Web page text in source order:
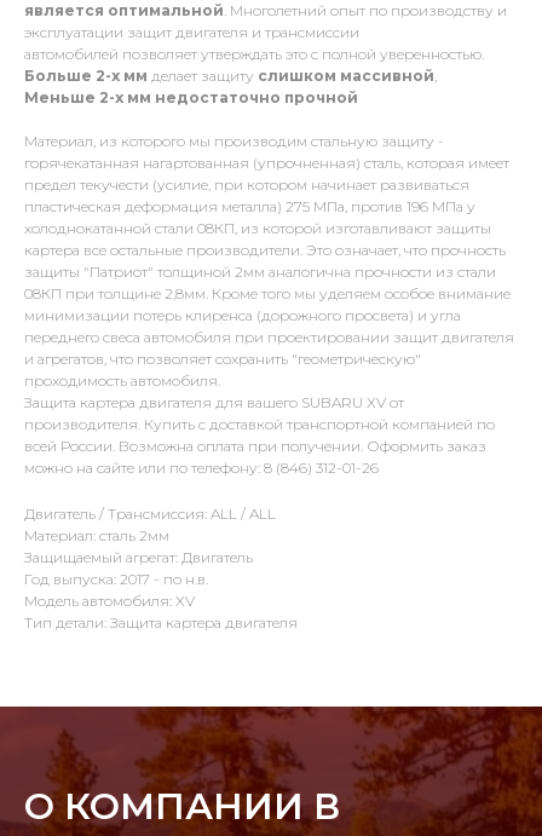
является оптимальной. Многолетний опыт по производству и
эксплуатации защит двигателя и трансмиссии
автомобилей позволяет утверждать это с полной уверенностью.
Больше 2-х мм делает защиту слишком массивной,
Меньше 2-х мм недостаточно прочной
Материал, из которого мы производим стальную защиту -
горячекатанная нагартованная (упрочненная) сталь, которая имеет
предел текучести (усилие, при котором начинает развиваться
пластическая деформация металла) 275 МПа, против 196 МПа у
холоднокатанной стали 08КП, из которой изготавливают защиты
картера все остальные производители. Это означает, что прочность
защиты "Патриот" толщиной 2мм аналогична прочности из стали
08КП при толщине 2,8мм. Кроме того мы уделяем особое внимание
минимизации потерь клиренса (дорожного просвета) и угла
переднего свеса автомобиля при проектировании защит двигателя
и агрегатов, что позволяет сохранить "геометрическую"
проходимость автомобиля.
Защита картера двигателя для вашего SUBARU XV от
производителя. Купить с доставкой транспортной компанией по
всей России. Возможна оплата при получении. Оформить заказ
можно на сайте или по телефону: 8 (846) 312-01-26
Двигатель / Трансмиссия: ALL / ALL
Материал: сталь 2мм
Защищаемый агрегат: Двигатель
Год выпуска: 2017 - по н.в.
Модель автомобиля: XV
Тип детали: Защита картера двигателя
О КОМПАНИИ В